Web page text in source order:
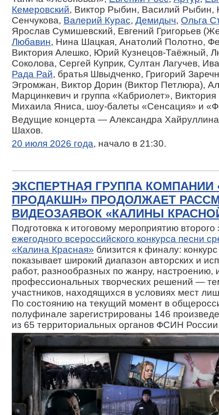
Кемеровский, Виктор Рыбин, Василий Рыбин,
Сенчукова, Валерий Курас, Демидыч, Ольга
Ярослав Сумишевский, Евгений Григорьев
Любавин, Нина Шацкая, Анатолий Полотно,
Виктория Алешко, Юрий Кузнецов-Таёжный,
Соколова, Сергей Куприк, Султан Лагучев,
Рада Рай, братья Швыдченко, Григорий
Эгромжан, Виктор Дорин (Виктор Петлюра),
Марцинкевич и группа «Кабриолет»,
Михаила Яниса, шоу-балеты «Сенсация» и
Ведущие концерта — Александра
Шахов.
20 июля 2026 года, начало в 21:30.
ЭКСПЕРТНАЯ ГРУППА КОМПАНИИ
ПРОДАКШН» ПРОДОЛЖАЕТ
ВИДЕОЗАЯВОК «КАЛИНЫ
Подготовка к итоговому мероприятию
ежегодного всероссийского конкурса песни
«Калина Красная» близится к финалу:
показывает широкий диапазон авторских и
работ, разнообразных по жанру, настроению,
профессиональных творческих решений —
участников, находящихся в условиях мест
По состоянию на текущий момент в
полуфинале зарегистрированы 146
из 65 территориальных органов ФСИН